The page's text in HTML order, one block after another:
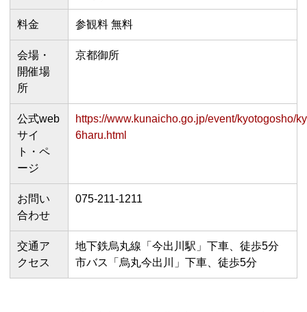
料金 参観料 無料
会場・
開催場
所
京都御所
公式web
サイ
ト・ペ
ージ
https://www.kunaicho.go.jp/event/kyotogosho/
6haru.html
お問い
合わせ
075-211-1211
交通ア
クセス
地下鉄烏丸線「今出川駅」下車、徒歩5分
市バス「烏丸今出川」下車、徒歩5分